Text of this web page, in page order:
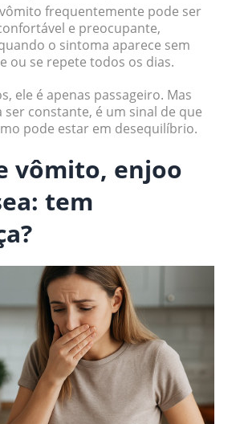
frequentemente pode ser
e preocupante,
o sintoma aparece sem
ou se repete todos os dias.
ele é apenas passageiro. Mas
ser constante, é um sinal de que
pode estar em desequilíbrio.
vômito, enjoo
tem